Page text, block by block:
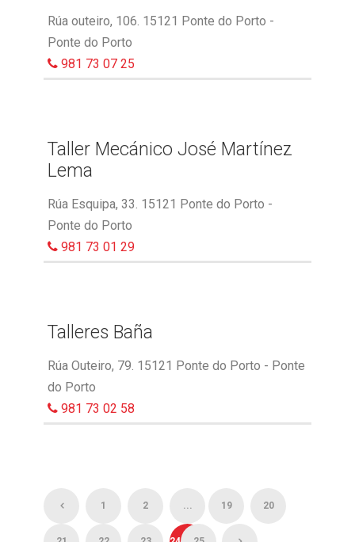
Rúa outeiro, 106. 15121 Ponte do Porto -
Ponte do Porto
981 73 07 25
Taller Mecánico José Martínez
Lema
Rúa Esquipa, 33. 15121 Ponte do Porto -
Ponte do Porto
981 73 01 29
Talleres Baña
Rúa Outeiro, 79. 15121 Ponte do Porto - Ponte
do Porto
981 73 02 58
1 2 ... 19 20